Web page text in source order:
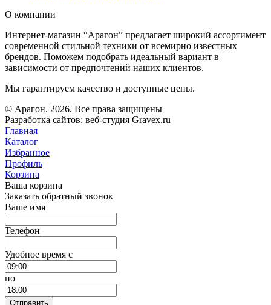
О компании
Интернет-магазин “Арагон” предлагает широкий ассортимент
современной стильной техники от всемирно известных
брендов. Поможем подобрать идеальный вариант в
зависимости от предпочтений наших клиентов.
Мы гарантируем качество и доступные цены.
© Арагон. 2026. Все права защищены
Разработка сайтов: веб-студия Gravex.ru
Главная
Каталог
Избранное
Профиль
Корзина
Ваша корзина
Заказать обратный звонок
Ваше имя
Телефон
Удобное время c
по
Отправить